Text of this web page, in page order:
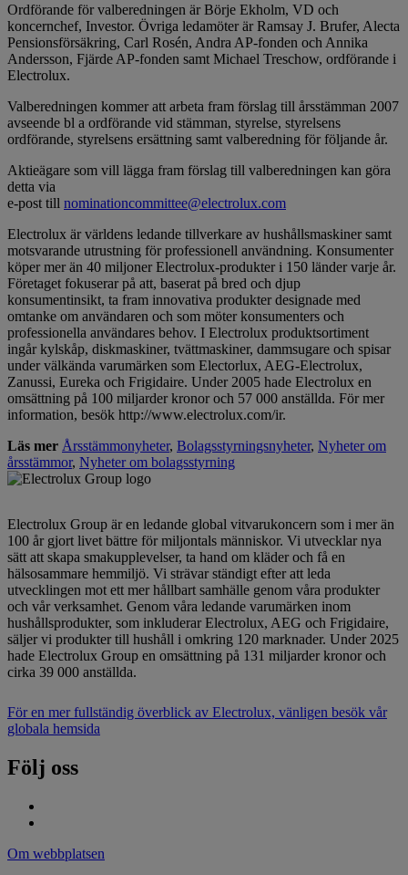
Ordförande för valberedningen är Börje Ekholm, VD och
koncernchef, Investor. Övriga ledamöter är Ramsay J. Brufer, Alecta
Pensionsförsäkring, Carl Rosén, Andra AP-fonden och Annika
Andersson, Fjärde AP-fonden samt Michael Treschow, ordförande i
Electrolux.
Valberedningen kommer att arbeta fram förslag till årsstämman 2007
avseende bl a ordförande vid stämman, styrelse, styrelsens
ordförande, styrelsens ersättning samt valberedning för följande år.
Aktieägare som vill lägga fram förslag till valberedningen kan göra
detta via
e-post till nominationcommittee@electrolux.com
Electrolux är världens ledande tillverkare av hushållsmaskiner samt
motsvarande utrustning för professionell användning. Konsumenter
köper mer än 40 miljoner Electrolux-produkter i 150 länder varje år.
Företaget fokuserar på att, baserat på bred och djup
konsumentinsikt, ta fram innovativa produkter designade med
omtanke om användaren och som möter konsumenters och
professionella användares behov. I Electrolux produktsortiment
ingår kylskåp, diskmaskiner, tvättmaskiner, dammsugare och spisar
under välkända varumärken som Electorlux, AEG-Electrolux,
Zanussi, Eureka och Frigidaire. Under 2005 hade Electrolux en
omsättning på 100 miljarder kronor och 57 000 anställda. För mer
information, besök http://www.electrolux.com/ir.
Läs mer Årsstämmonyheter, Bolagsstyrningsnyheter, Nyheter om
årsstämmor, Nyheter om bolagsstyrning
Electrolux Group är en ledande global vitvarukoncern som i mer än
100 år gjort livet bättre för miljontals människor. Vi utvecklar nya
sätt att skapa smakupplevelser, ta hand om kläder och få en
hälsosammare hemmiljö. Vi strävar ständigt efter att leda
utvecklingen mot ett mer hållbart samhälle genom våra produkter
och vår verksamhet. Genom våra ledande varumärken inom
hushållsprodukter, som inkluderar Electrolux, AEG och Frigidaire,
säljer vi produkter till hushåll i omkring 120 marknader. Under 2025
hade Electrolux Group en omsättning på 131 miljarder kronor och
cirka 39 000 anställda.
För en mer fullständig överblick av Electrolux, vänligen besök vår
globala hemsida
Följ oss
Om webbplatsen